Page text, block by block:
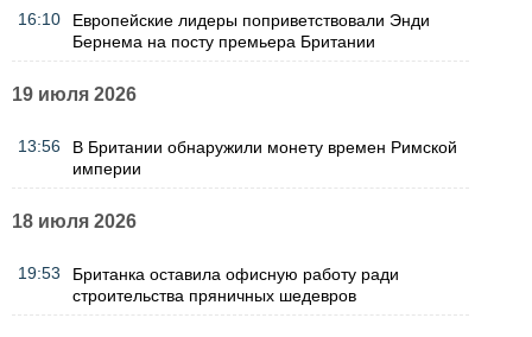
16:10
Европейские лидеры поприветствовали Энди
Бернема на посту премьера Британии
19 июля 2026
13:56
В Британии обнаружили монету времен Римской
империи
18 июля 2026
19:53
Британка оставила офисную работу ради
строительства пряничных шедевров